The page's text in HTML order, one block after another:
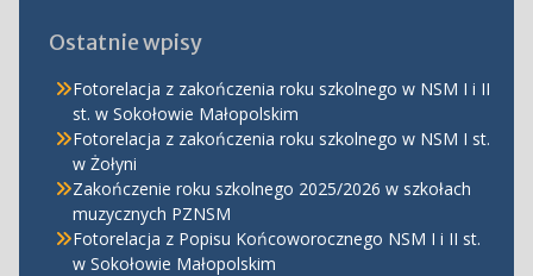
Ostatnie wpisy
Fotorelacja z zakończenia roku szkolnego w NSM I i II
st. w Sokołowie Małopolskim
Fotorelacja z zakończenia roku szkolnego w NSM I st.
w Żołyni
Zakończenie roku szkolnego 2025/2026 w szkołach
muzycznych PZNSM
Fotorelacja z Popisu Końcoworocznego NSM I i II st.
w Sokołowie Małopolskim